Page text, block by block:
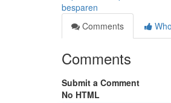
besparen
Comments
Comments
Submit a Comment
No HTML